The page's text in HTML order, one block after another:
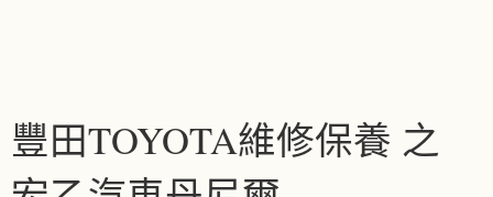
豐田TOYOTA維修保養 之